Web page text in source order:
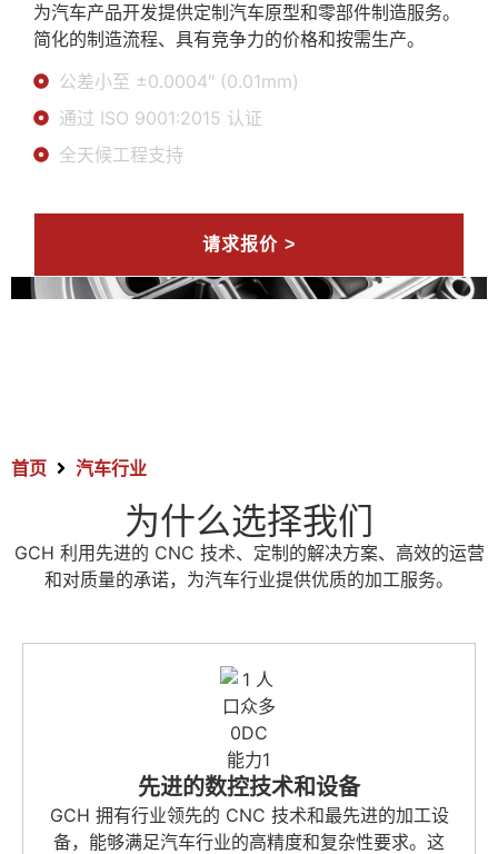
为汽车产品开发提供定制汽车原型和零部件制造服务。
简化的制造流程、具有竞争力的价格和按需生产。
公差小至 ±0.0004″ (0.01mm)
通过 ISO 9001:2015 认证
全天候工程支持
请求报价 >
首页 汽车行业
为什么选择我们
GCH 利用先进的 CNC 技术、定制的解决方案、高效的运营
和对质量的承诺，为汽车行业提供优质的加工服务。
先进的数控技术和设备
GCH 拥有行业领先的 CNC 技术和最先进的加工设
备，能够满足汽车行业的高精度和复杂性要求。这